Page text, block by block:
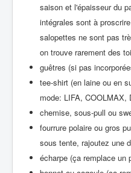
saison et l'épaisseur du
intégrales sont à
salopettes ne sont pas
on trouve rarement des
guêtres (si pas
tee-shirt (en laine ou en
mode: LIFA,
chemise, sous-pull ou
fourrure polaire ou gros
sous tente, rajoutez une
écharpe (ça remplace